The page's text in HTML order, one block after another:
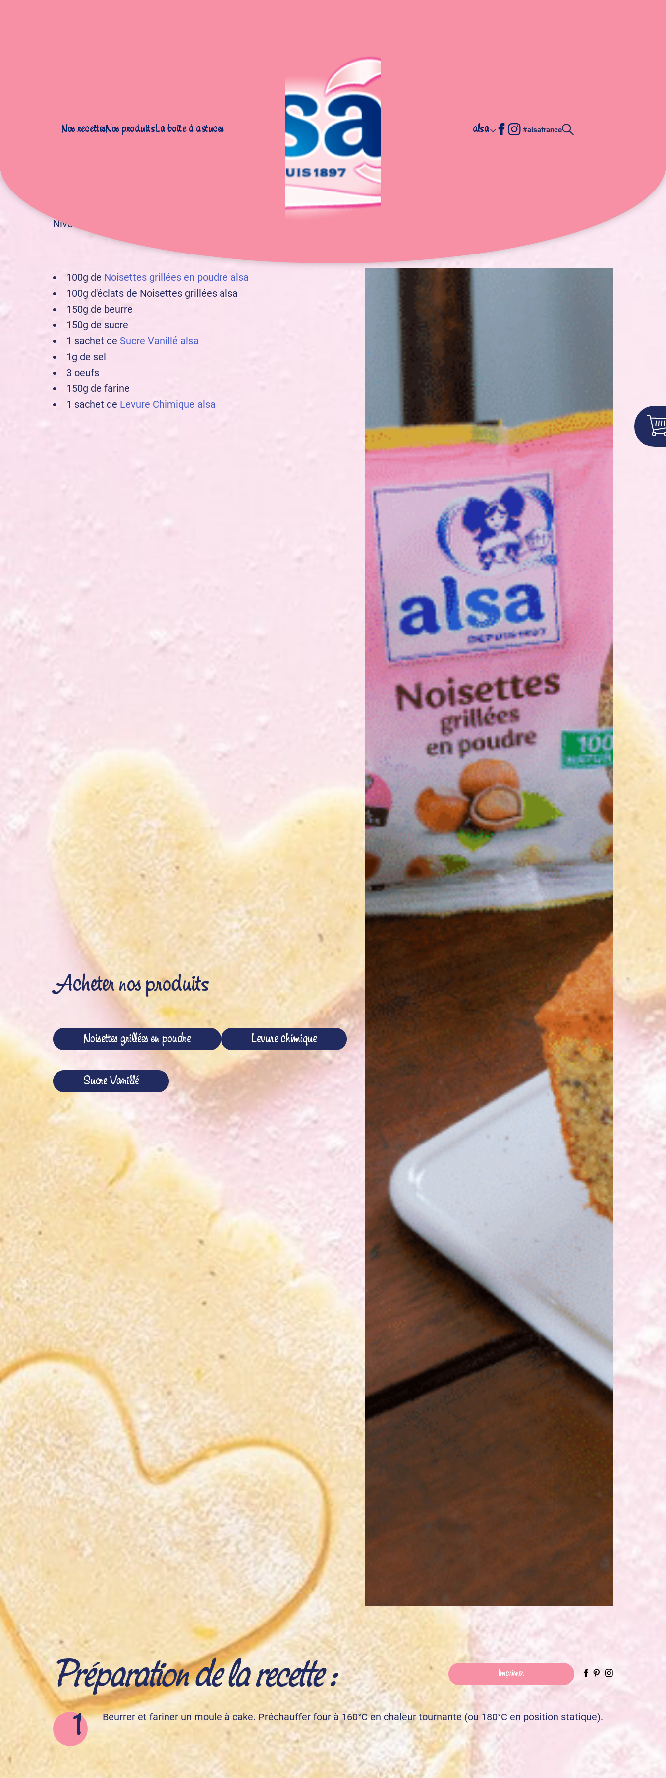
Nos recettesNos produitsLa boite à astuces alsa #alsafrance
Accueil Recettes Gâteaux Cake aux Noisettes
Cake aux Noisettes
Niveau :
100g de Noisettes grillées en poudre alsa
100g d'éclats de Noisettes grillées alsa
150g de beurre
150g de sucre
1 sachet de Sucre Vanillé alsa
1g de sel
3 oeufs
150g de farine
1 sachet de Levure Chimique alsa
Acheter nos produits
Noisettes grillées en poudre Levure chimique
Sucre Vanillé
Préparation de la recette : Imprimer
Beurrer et fariner un moule à cake. Préchauffer four à 160°C en chaleur tournante (ou 180°C en position statique).